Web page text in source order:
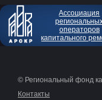
Ассоциация
операторов
капитального
© Региональный фонд
Контакты